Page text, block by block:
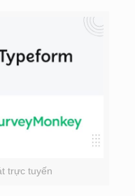
trực tuyến